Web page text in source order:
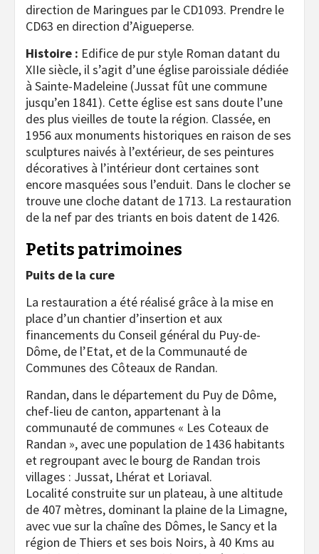
direction de Maringues par le CD1093. Prendre le
CD63 en direction d’Aigueperse.
Histoire : Edifice de pur style Roman datant du
XIIe siècle, il s’agit d’une église paroissiale dédiée
à Sainte-Madeleine (Jussat fût une commune
jusqu’en 1841). Cette église est sans doute l’une
des plus vieilles de toute la région. Classée, en
1956 aux monuments historiques en raison de ses
sculptures naivés à l’extérieur, de ses peintures
décoratives à l’intérieur dont certaines sont
encore masquées sous l’enduit. Dans le clocher se
trouve une cloche datant de 1713. La restauration
de la nef par des triants en bois datent de 1426.
Petits patrimoines
Puits de la cure
La restauration a été réalisé grâce à la mise en
place d’un chantier d’insertion et aux
financements du Conseil général du Puy-de-
Dôme, de l’Etat, et de la Communauté de
Communes des Côteaux de Randan.
Randan, dans le département du Puy de Dôme,
chef-lieu de canton, appartenant à la
communauté de communes « Les Coteaux de
Randan », avec une population de 1436 habitants
et regroupant avec le bourg de Randan trois
villages : Jussat, Lhérat et Loriaval.
Localité construite sur un plateau, à une altitude
de 407 mètres, dominant la plaine de la Limagne,
avec vue sur la chaîne des Dômes, le Sancy et la
région de Thiers et ses bois Noirs, à 40 Kms au